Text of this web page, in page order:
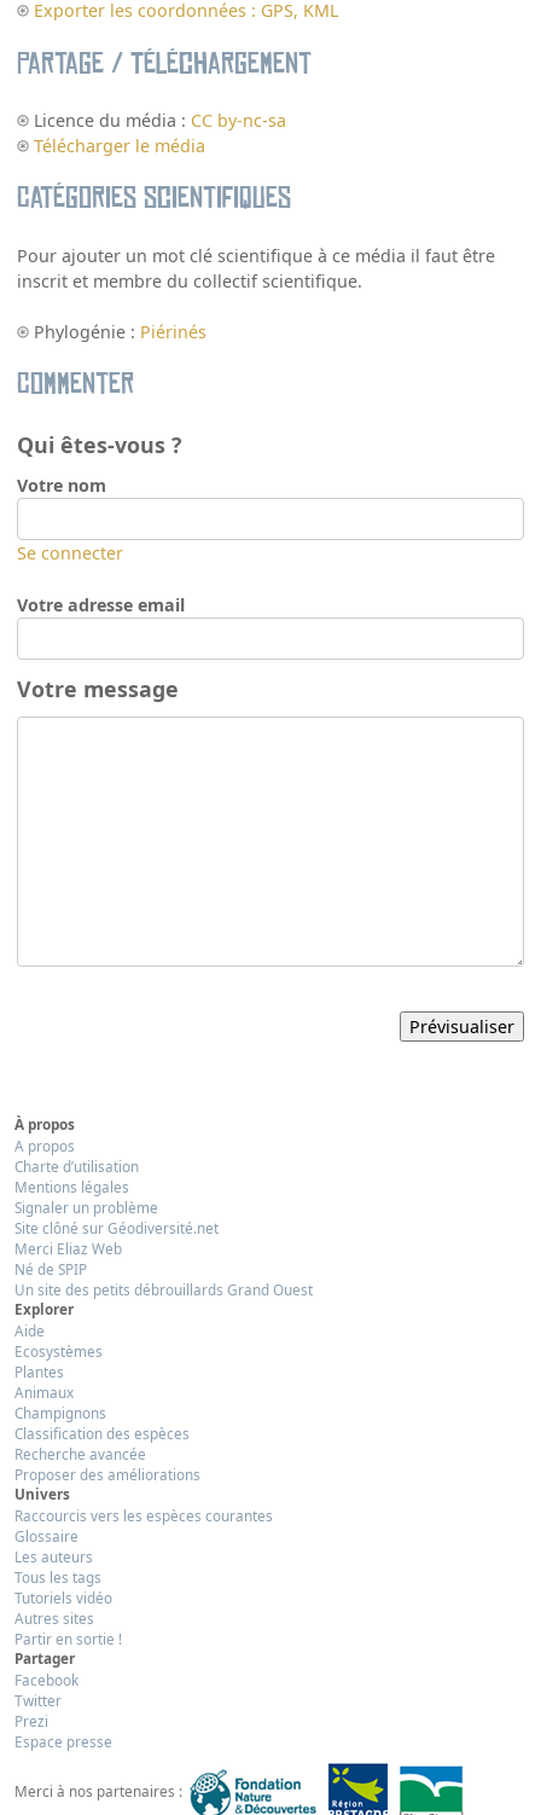
Exporter les coordonnées : GPS, KML
Partage / Téléchargement
Licence du média : CC by-nc-sa
Télécharger le média
Catégories scientifiques
Pour ajouter un mot clé scientifique à ce média il faut être
inscrit et membre du collectif scientifique.
Phylogénie : Piérinés
Commenter
Qui êtes-vous ?
Votre nom
Se connecter
Votre adresse email
Votre message
À propos
A propos
Charte d’utilisation
Mentions légales
Signaler un problème
Site clôné sur Géodiversité.net
Merci Eliaz Web
Né de SPIP
Un site des petits débrouillards Grand Ouest
Explorer
Aide
Ecosystèmes
Plantes
Animaux
Champignons
Classification des espèces
Recherche avancée
Proposer des améliorations
Univers
Raccourcis vers les espèces courantes
Glossaire
Les auteurs
Tous les tags
Tutoriels vidéo
Autres sites
Partir en sortie !
Partager
Facebook
Twitter
Prezi
Espace presse
Merci à nos partenaires :